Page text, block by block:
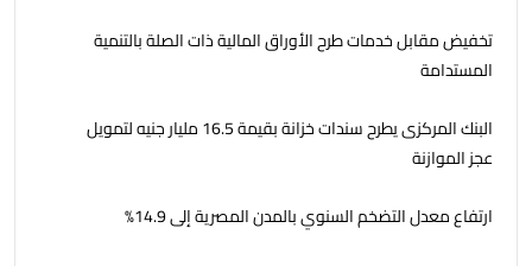
تخفيض مقابل خدمات طرح الأوراق المالية ذات الصلة بالتنمية
المستدامة
البنك المركزى يطرح سندات خزانة بقيمة 16.5 مليار جنيه لتمويل
عجز الموازنة
ارتفاع معدل التضخم السنوي بالمدن المصرية إلى 14.9%